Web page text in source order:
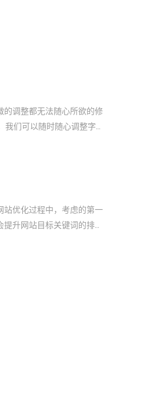
的调整都无法随心所欲的修
们可以随时随心调整字号
站优化过程中，考虑的第一
提升网站目标关键词的排